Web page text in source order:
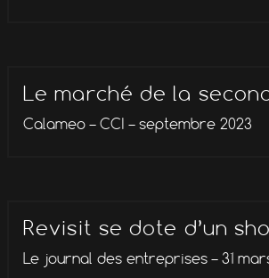
Le marché de la
Calameo – CCI – septembre 2023
Revisit se dote d’un
Le journal des entreprises – 31